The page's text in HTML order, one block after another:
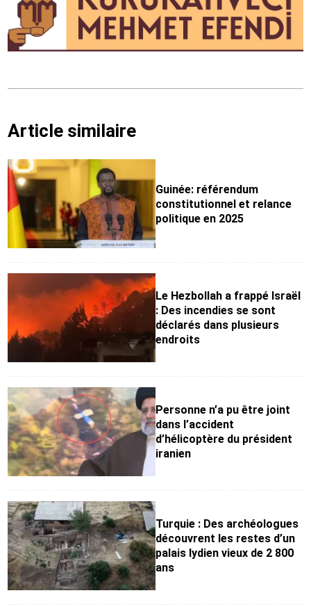
Article similaire
Guinée: référendum
constitutionnel et relance
politique en 2025
Le Hezbollah a frappé Israël
: Des incendies se sont
déclarés dans plusieurs
endroits
Personne n’a pu être joint
dans l’accident
d’hélicoptère du président
iranien
Turquie : Des archéologues
découvrent les restes d’un
palais lydien vieux de 2 800
ans